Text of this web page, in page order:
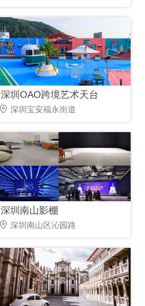
深圳OAO跨境艺术天台
深圳宝安福永街道
深圳南山影棚
深圳南山区沁园路